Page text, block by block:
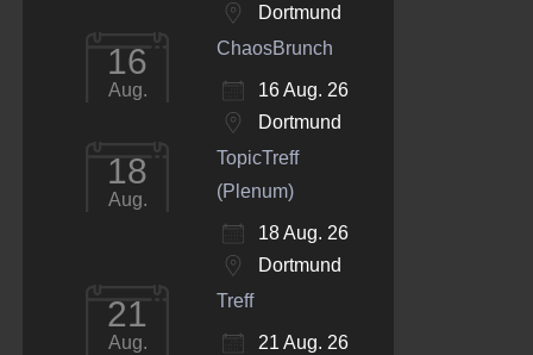
Dortmund
16
Aug.
ChaosBrunch
16 Aug. 26
Dortmund
18
Aug.
TopicTreff
(Plenum)
18 Aug. 26
Dortmund
21
Aug.
Treff
21 Aug. 26